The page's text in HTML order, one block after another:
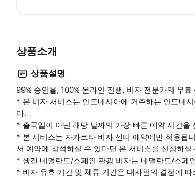
상품소개
상품설명
99% 승인율, 100% 온라인 진행, 비자 전문가의 무료
* 본 비자 서비스는 인도네시아에 거주하는 인도네
다.
* 출국일이 아닌 해당 날짜의 가장 빠른 예약 시간
* 본 서비스는 자카르타 비자 센터 예약에만 적용됩
서 예약에 참석하실 수 있다면 본 서비스를 신청하실
* 솅겐 네덜란드/스페인 관광 비자는 네덜란드/스페
* 비자 유효 기간 및 체류 기간은 대사관의 결정에